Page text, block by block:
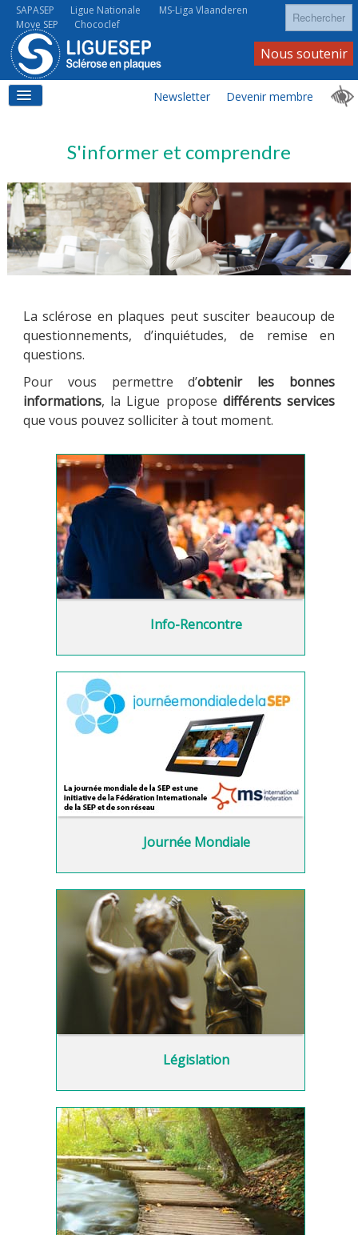
Ligue Nationale MS-Liga Vlaanderen
SAPASEP
Move SEP
Chococlef
Rechercher
LA SEP
LA SEP AU QUOTIDIEN
À VOS CÔTÉS
MULTIMÉDIA
LA LIGUE
CONTACTS
Newsletter
Nous soutenir
Devenir membre
S'informer et comprendre
La sclérose en plaques peut susciter beaucoup de
questionnements, d’inquiétudes, de remise en
questions.
Pour vous permettre d’obtenir les bonnes
informations, la Ligue propose différents services
que vous pouvez solliciter à tout moment.
Info-Rencontre
Journée Mondiale
Législation